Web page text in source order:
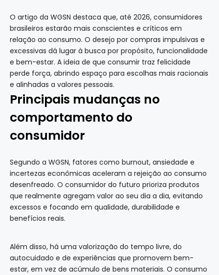
O artigo da WGSN destaca que, até 2026, consumidores
brasileiros estarão mais conscientes e críticos em
relação ao consumo. O desejo por compras impulsivas e
excessivas dá lugar à busca por propósito, funcionalidade
e bem-estar. A ideia de que consumir traz felicidade
perde força, abrindo espaço para escolhas mais racionais
e alinhadas a valores pessoais.
Principais mudanças no
comportamento do
consumidor
Segundo a WGSN, fatores como burnout, ansiedade e
incertezas econômicas aceleram a rejeição ao consumo
desenfreado. O consumidor do futuro prioriza produtos
que realmente agregam valor ao seu dia a dia, evitando
excessos e focando em qualidade, durabilidade e
benefícios reais.
Além disso, há uma valorização do tempo livre, do
autocuidado e de experiências que promovem bem-
estar, em vez de acúmulo de bens materiais. O consumo